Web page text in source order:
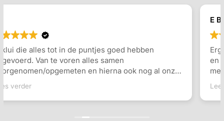
Erg tevreden over het geleverde dakkapel. Inmeten
en plaatsing ging erg vlot, en er werd goed
meegedacht over de indeling en de keuzes die
gemaakt konden worden. Communicatie ging goed
en snel antwoord op vragen. Ook de monteurs waren
erg vriendelijk en vakkundig. Zeker een aanrader!
Lees verder